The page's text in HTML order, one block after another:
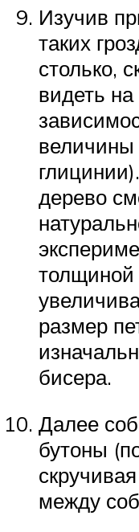
Изучив
таких
столько,
видеть
дерево
толщиной
размер
бисера.
Далее
бутоны
между